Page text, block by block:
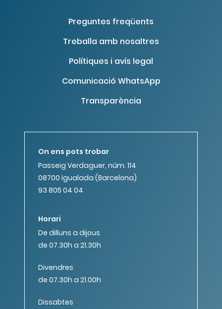
Preguntes freqüents
Treballa amb nosaltres
Polítiques i avís legal
Comunicació WhatsApp
Transparència
On ens pots trobar
Passeig Verdaguer, núm. 114
08700 Igualada (Barcelona)
93 805 04 04
Horari
De dilluns a dijous
de 07.30h a 21.30h
Divendres
de 07.30h a 21.00h
Dissabtes